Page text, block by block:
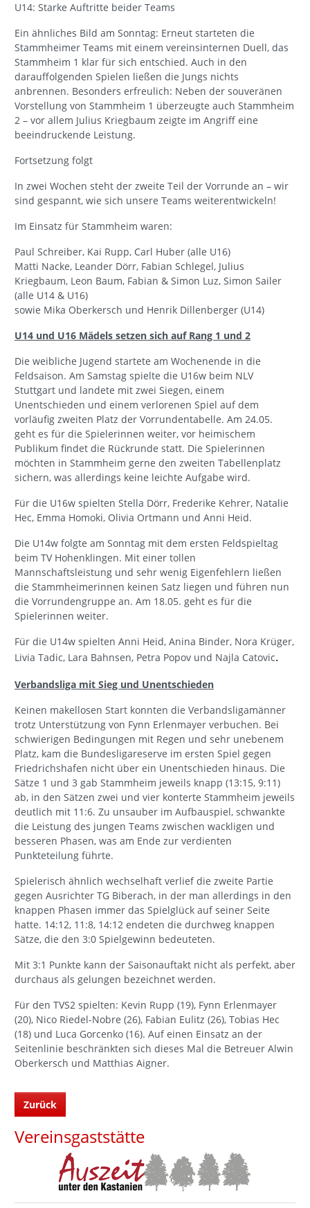
U14: Starke Auftritte beider Teams
Ein ähnliches Bild am Sonntag: Erneut starteten die
Stammheimer Teams mit einem vereinsinternen Duell, das
Stammheim 1 klar für sich entschied. Auch in den
darauffolgenden Spielen ließen die Jungs nichts
anbrennen. Besonders erfreulich: Neben der souveränen
Vorstellung von Stammheim 1 überzeugte auch Stammheim
2 – vor allem Julius Kriegbaum zeigte im Angriff eine
beeindruckende Leistung.
Fortsetzung folgt
In zwei Wochen steht der zweite Teil der Vorrunde an – wir
sind gespannt, wie sich unsere Teams weiterentwickeln!
Im Einsatz für Stammheim waren:
Paul Schreiber, Kai Rupp, Carl Huber (alle U16)
Matti Nacke, Leander Dörr, Fabian Schlegel, Julius
Kriegbaum, Leon Baum, Fabian & Simon Luz, Simon Sailer
(alle U14 & U16)
sowie Mika Oberkersch und Henrik Dillenberger (U14)
U14 und U16 Mädels setzen sich auf Rang 1 und 2
Die weibliche Jugend startete am Wochenende in die
Feldsaison. Am Samstag spielte die U16w beim NLV
Stuttgart und landete mit zwei Siegen, einem
Unentschieden und einem verlorenen Spiel auf dem
vorläufig zweiten Platz der Vorrundentabelle. Am 24.05.
geht es für die Spielerinnen weiter, vor heimischem
Publikum findet die Rückrunde statt. Die Spielerinnen
möchten in Stammheim gerne den zweiten Tabellenplatz
sichern, was allerdings keine leichte Aufgabe wird.
Für die U16w spielten Stella Dörr, Frederike Kehrer, Natalie
Hec, Emma Homoki, Olivia Ortmann und Anni Heid.
Die U14w folgte am Sonntag mit dem ersten Feldspieltag
beim TV Hohenklingen. Mit einer tollen
Mannschaftsleistung und sehr wenig Eigenfehlern ließen
die Stammheimerinnen keinen Satz liegen und führen nun
die Vorrundengruppe an. Am 18.05. geht es für die
Spielerinnen weiter.
Für die U14w spielten Anni Heid, Anina Binder, Nora Krüger,
Livia Tadic, Lara Bahnsen, Petra Popov und Najla Catovic.
Verbandsliga mit Sieg und Unentschieden
Keinen makellosen Start konnten die Verbandsligamänner
trotz Unterstützung von Fynn Erlenmayer verbuchen. Bei
schwierigen Bedingungen mit Regen und sehr unebenem
Platz, kam die Bundesligareserve im ersten Spiel gegen
Friedrichshafen nicht über ein Unentschieden hinaus. Die
Sätze 1 und 3 gab Stammheim jeweils knapp (13:15, 9:11)
ab, in den Sätzen zwei und vier konterte Stammheim jeweils
deutlich mit 11:6. Zu unsauber im Aufbauspiel, schwankte
die Leistung des jungen Teams zwischen wackligen und
besseren Phasen, was am Ende zur verdienten
Punkteteilung führte.
Spielerisch ähnlich wechselhaft verlief die zweite Partie
gegen Ausrichter TG Biberach, in der man allerdings in den
knappen Phasen immer das Spielglück auf seiner Seite
hatte. 14:12, 11:8, 14:12 endeten die durchweg knappen
Sätze, die den 3:0 Spielgewinn bedeuteten.
Mit 3:1 Punkte kann der Saisonauftakt nicht als perfekt, aber
durchaus als gelungen bezeichnet werden.
Für den TVS2 spielten: Kevin Rupp (19), Fynn Erlenmayer
(20), Nico Riedel-Nobre (26), Fabian Eulitz (26), Tobias Hec
(18) und Luca Gorcenko (16). Auf einen Einsatz an der
Seitenlinie beschränkten sich dieses Mal die Betreuer Alwin
Oberkersch und Matthias Aigner.
Zurück
Vereinsgaststätte